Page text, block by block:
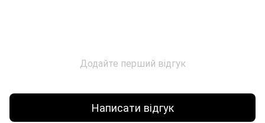
Додайте перший відгук
Написати відгук